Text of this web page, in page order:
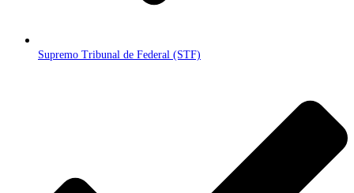
Supremo Tribunal de Federal (STF)